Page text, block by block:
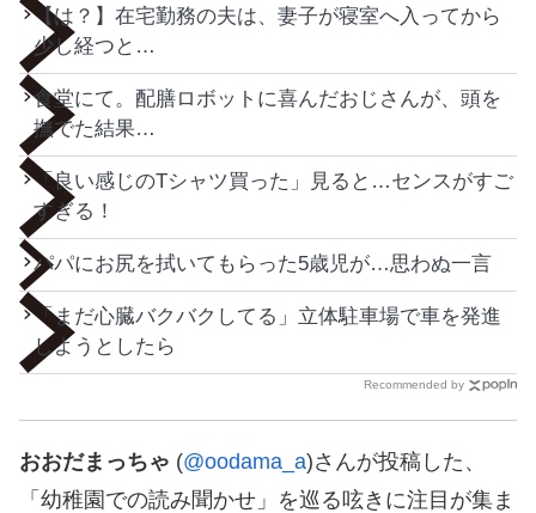
【は？】在宅勤務の夫は、妻子が寝室へ入ってから
少し経つと…
食堂にて。配膳ロボットに喜んだおじさんが、頭を
撫でた結果…
「良い感じのTシャツ買った」見ると…センスがすご
すぎる！
パパにお尻を拭いてもらった5歳児が…思わぬ一言
「まだ心臓バクバクしてる」立体駐車場で車を発進
しようとしたら
Recommended by
おおだまっちゃ (@oodama_a)さんが投稿した、
「幼稚園での読み聞かせ」を巡る呟きに注目が集ま